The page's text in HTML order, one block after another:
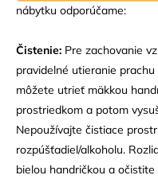
nábytku odporúčame:
Čistenie: Pre zachovanie
pravidelné utieranie
môžete utrieť mäkkou
prostriedkom a potom
Nepoužívajte čistiace
rozpúšťadiel/alkoholu.
bielou handričkou a